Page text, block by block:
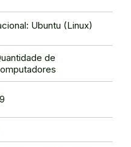
Ubuntu (Linux)
de